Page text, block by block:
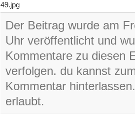
49.jpg
Der Beitrag wurde am
Uhr veröffentlicht und
Kommentare zu diesen
verfolgen. du kannst
Kommentar
erlaubt.